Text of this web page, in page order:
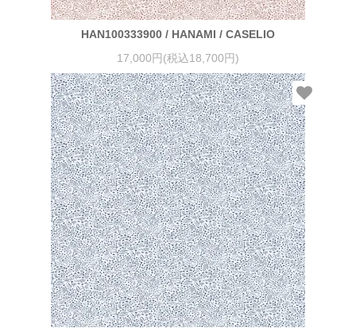
HAN100333900 / HANAMI / CASELIO
17,000円(税込18,700円)